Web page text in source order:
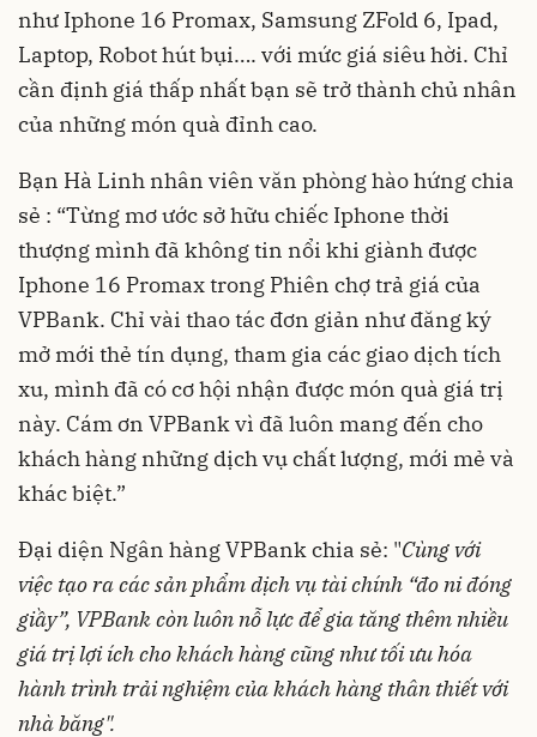
như Iphone 16 Promax, Samsung ZFold 6, Ipad,
Laptop, Robot hút bụi…. với mức giá siêu hời. Chỉ
cần định giá thấp nhất bạn sẽ trở thành chủ nhân
của những món quà đỉnh cao.
Bạn Hà Linh nhân viên văn phòng hào hứng chia
sẻ : “Từng mơ ước sở hữu chiếc Iphone thời
thượng mình đã không tin nổi khi giành được
Iphone 16 Promax trong Phiên chợ trả giá của
VPBank. Chỉ vài thao tác đơn giản như đăng ký
mở mới thẻ tín dụng, tham gia các giao dịch tích
xu, mình đã có cơ hội nhận được món quà giá trị
này. Cám ơn VPBank vì đã luôn mang đến cho
khách hàng những dịch vụ chất lượng, mới mẻ và
khác biệt.”
Đại diện Ngân hàng VPBank chia sẻ: "Cùng với
việc tạo ra các sản phẩm dịch vụ tài chính “đo ni đóng
giầy”, VPBank còn luôn nỗ lực để gia tăng thêm nhiều
giá trị lợi ích cho khách hàng cũng như tối ưu hóa
hành trình trải nghiệm của khách hàng thân thiết với
nhà băng".